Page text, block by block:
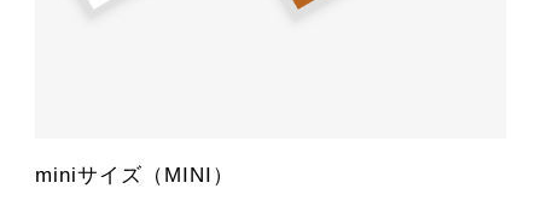
miniサイズ（MINI）